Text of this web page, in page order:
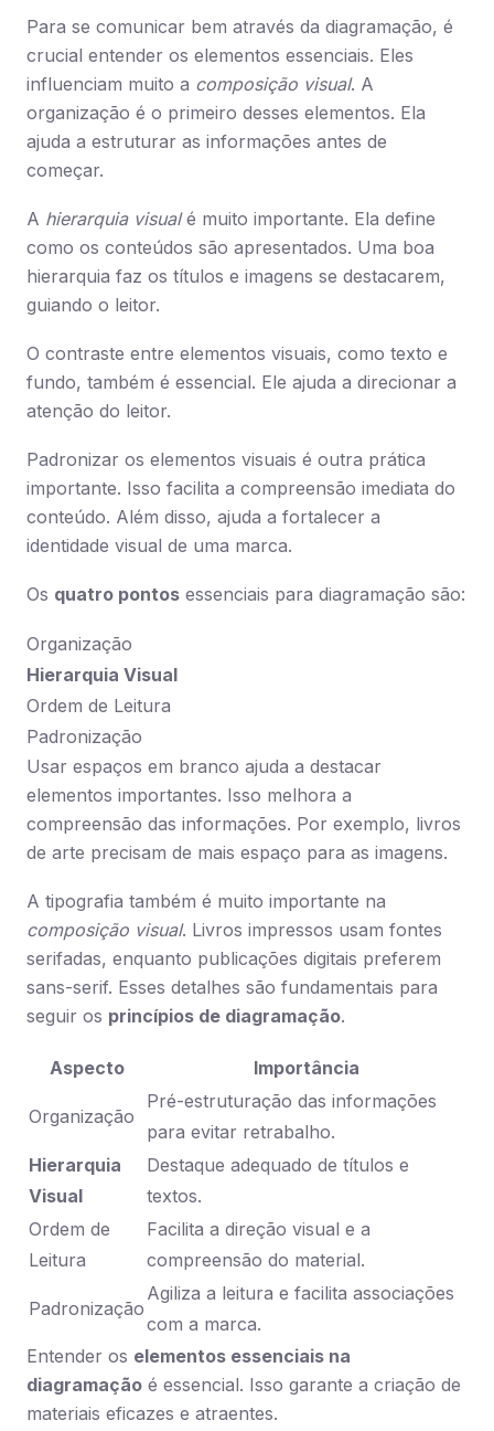
Para se comunicar bem através da diagramação, é
crucial entender os elementos essenciais. Eles
influenciam muito a composição visual. A
organização é o primeiro desses elementos. Ela
ajuda a estruturar as informações antes de
começar.
A hierarquia visualé muito importante. Ela define
como os conteúdos são apresentados. Uma boa
hierarquia faz os títulos e imagens se destacarem,
guiando o leitor.
O contraste entre elementos visuais, como texto e
fundo, também é essencial. Ele ajuda a direcionar a
atenção do leitor.
Padronizar os elementos visuais é outra prática
importante. Isso facilita a compreensão imediata do
conteúdo. Além disso, ajuda a fortalecer a
identidade visual de uma marca.
Os quatro pontos essenciais para diagramação são:
Organização
Hierarquia Visual
Ordem de Leitura
Padronização
Usar espaços em branco ajuda a destacar
elementos importantes. Isso melhora a
compreensão das informações. Por exemplo, livros
de arte precisam de mais espaço para as imagens.
A tipografia também é muito importante na
composição visual. Livros impressos usam fontes
serifadas, enquanto publicações digitais preferem
sans-serif. Esses detalhes são fundamentais para
seguir os princípios de diagramação.
Aspecto Importância
Organização
Pré-estruturação das informações
para evitar retrabalho.
Hierarquia
Visual
Destaque adequado de títulos e
textos.
Ordem de
Leitura
Facilita a direção visual e a
compreensão do material.
Padronização
Agiliza a leitura e facilita associações
com a marca.
Entender os elementos essenciais na
diagramação é essencial. Isso garante a criação de
materiais eficazes e atraentes.